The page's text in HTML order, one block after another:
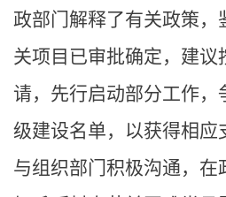
政部门解释了有关政策，
关项目已审批确定，建议
请，先行启动部分工作，
级建设名单，以获得相应
与组织部门积极沟通，在